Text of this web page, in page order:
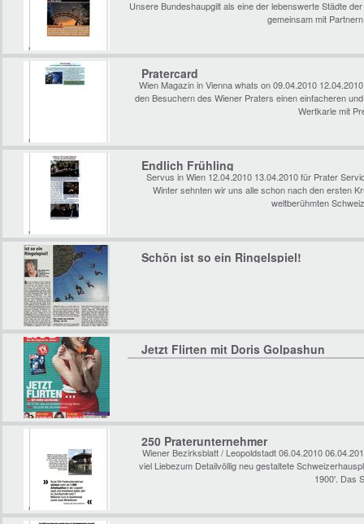
Unsere Bundeshaupgilt als eine der lebenswerte Städte
gemeinsam mit
Pratercard
Wien Magazin in Vienna whats on 09.04.2010
den Besuchern des Wiener Praters einen einfacheren
Wertkarle mit
Endlich Frühling
Servus in Wien 12.04.2010 13.04.2010 für Prater
Winter sehnten wir uns alle schon nach den ersten
weltberühmten
Schön ist so ein Ringelspiel!
Jetzt Flirten mit Doris Golpashun
250 Praterunternehmer
Wiener Bezirksblatt / Leopoldstadt 06.04.2010
viel Liebezum Detailvöllig neu gestaltete
1900'. Das